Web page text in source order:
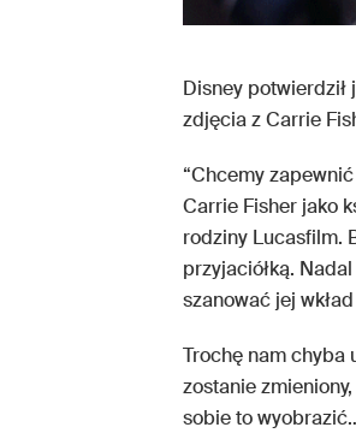
Disney
zdjęcia z Carrie
“Chcemy
Carrie Fisher jako
rodziny Lucasfilm.
przyjaciółką.
szanować jej
Trochę nam chyba
zostanie
sobie to